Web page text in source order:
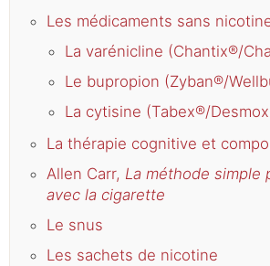
Les médicaments sans
La varénicline (Chantix®/
Le bupropion (Zyban®/
La cytisine (Tabex®/
La thérapie cognitive et
Allen Carr, La méthode simple
avec la cigarette
Le snus
Les sachets de nicotine